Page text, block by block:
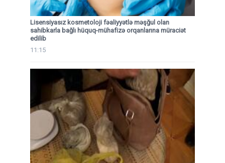
Lisensiyasız kosmetoloji fəaliyyətlə məşğul olan
sahibkarla bağlı hüquq-mühafizə orqanlarına müraciət
edilib
11:15